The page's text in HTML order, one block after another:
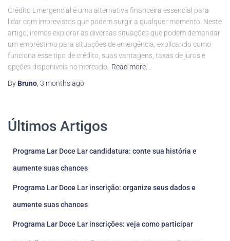
Crédito Emergencial é uma alternativa financeira essencial para
lidar com imprevistos que podem surgir a qualquer momento. Neste
artigo, iremos explorar as diversas situações que podem demandar
um empréstimo para situações de emergência, explicando como
funciona esse tipo de crédito, suas vantagens, taxas de juros e
opções disponíveis no mercado, Read more…
By Bruno, 3 monthsago
Últimos Artigos
Programa Lar Doce Lar candidatura: conte sua história e
aumente suas chances
Programa Lar Doce Lar inscrição: organize seus dados e
aumente suas chances
Programa Lar Doce Lar inscrições: veja como participar